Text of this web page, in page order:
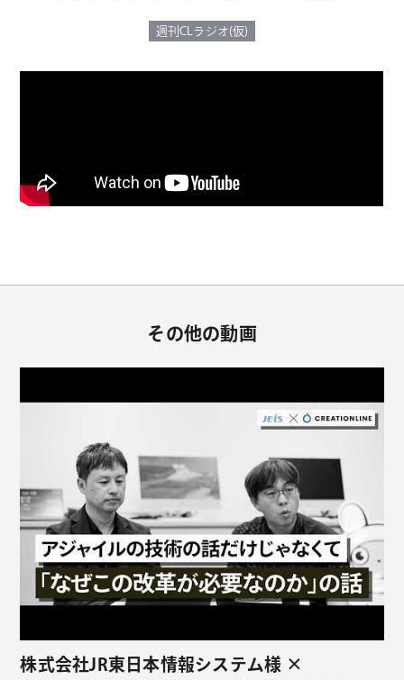
週刊CLラジオ(仮)
その他の動画
株式会社JR東日本情報システム様 ×